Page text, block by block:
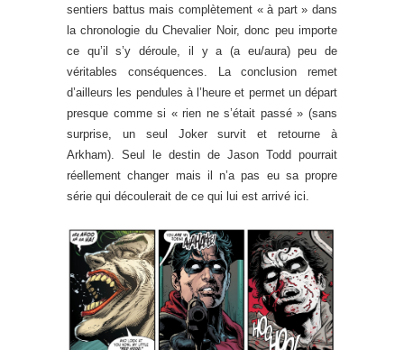
sentiers battus mais complètement « à part » dans
la chronologie du Chevalier Noir, donc peu importe
ce qu’il s’y déroule, il y a (a eu/aura) peu de
véritables conséquences. La conclusion remet
d’ailleurs les pendules à l’heure et permet un départ
presque comme si « rien ne s’était passé » (sans
surprise, un seul Joker survit et retourne à
Arkham). Seul le destin de Jason Todd pourrait
réellement changer mais il n’a pas eu sa propre
série qui découlerait de ce qui lui est arrivé ici.